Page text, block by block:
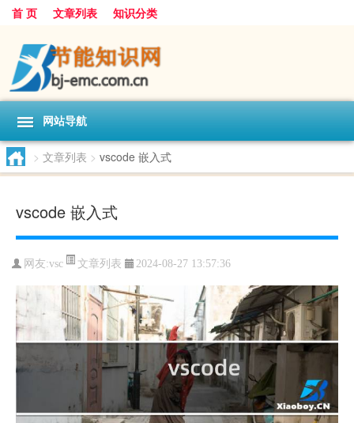
首 页 文章列表 知识分类
网站导航
> 文章列表 > vscode 嵌入式
vscode 嵌入式
网友:vsc 文章列表 2024-08-27 13:57:36